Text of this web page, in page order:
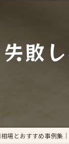
敗
場とおすすめ事例集